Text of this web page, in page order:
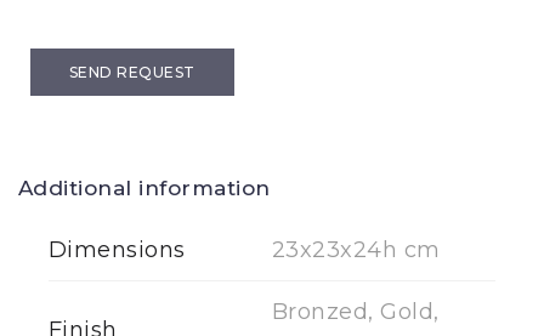
SEND REQUEST
Additional information
Dimensions 23x23x24h cm
Finish
Bronzed, Gold,